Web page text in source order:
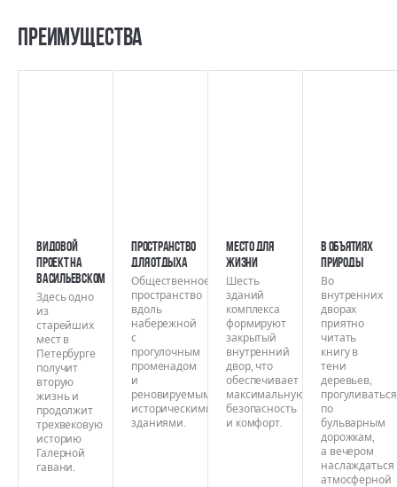
Преимущества
Видовой
проект на
Васильевском
Здесь одно
из
старейших
мест в
Петербурге
получит
вторую
жизнь и
продолжит
трехвековую
историю
Галерной
гавани.
Пространство
для отдыха
Общественное
пространство
вдоль
набережной
с
прогулочным
променадом
и
реновируемыми
историческими
зданиями.
Место для
жизни
Шесть
зданий
комплекса
формируют
закрытый
внутренний
двор, что
обеспечивает
максимальную
безопасность
и комфорт.
В объятиях
природы
Во
внутренних
дворах
приятно
читать
книгу в
тени
деревьев,
прогуливаться
по
бульварным
дорожкам,
а вечером
наслаждаться
атмосферной